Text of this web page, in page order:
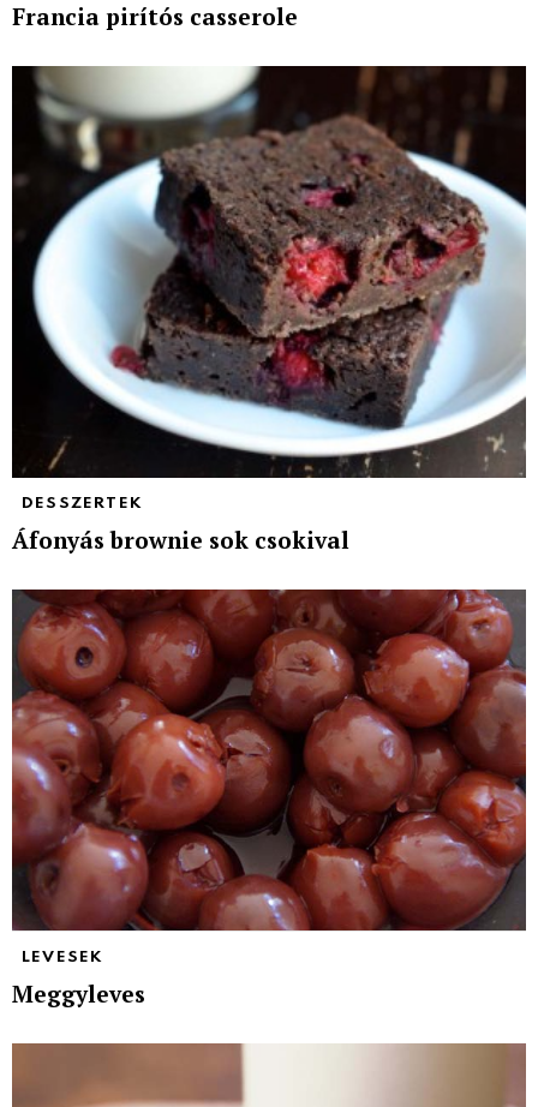
Francia pirítós casserole
DESSZERTEK
Áfonyás brownie sok csokival
LEVESEK
Meggyleves